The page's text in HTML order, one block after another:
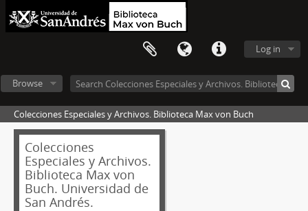
Log in
Browse
Colecciones Especiales y Archivos. Biblioteca Max von Buch
Colecciones
Especiales y Archivos.
Biblioteca Max von
Buch. Universidad de
San Andrés.